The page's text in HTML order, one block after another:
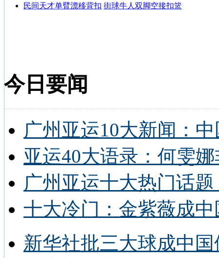
民间天才单臂漂移背扣 街球牛人双脚空接扣篮
今日要闻
广州亚运10大新闻：
亚运40大语录：何雯
广州亚运十大热门话
十大冷门：金紫薇成
新华社批三大球成中